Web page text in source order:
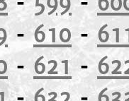
-610 -
- 621 -